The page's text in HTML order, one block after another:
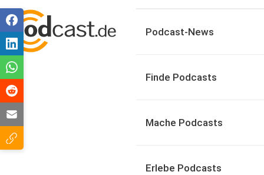
Podcast-News
Finde Podcasts
Mache Podcasts
Erlebe Podcasts